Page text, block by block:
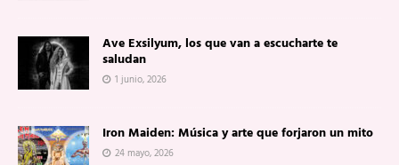
Ave Exsilyum, los que van a escucharte te
saludan
1 junio, 2026
Iron Maiden: Música y arte que forjaron un mito
24 mayo, 2026